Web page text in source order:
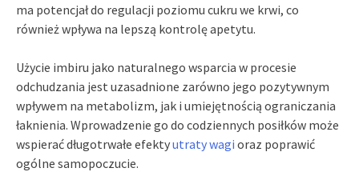
ma potencjał do regulacji poziomu cukru we krwi, co
również wpływa na lepszą kontrolę apetytu.
Użycie imbiru jako naturalnego wsparcia w procesie
odchudzania jest uzasadnione zarówno jego pozytywnym
wpływem na metabolizm, jak i umiejętnością ograniczania
łaknienia. Wprowadzenie go do codziennych posiłków może
wspierać długotrwałe efektyutraty wagi oraz poprawić
ogólne samopoczucie.